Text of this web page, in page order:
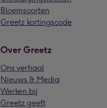
Bloemsoorten
Greetz kortingscode
Over Greetz
Ons verhaal
Nieuws & Media
Werken bij
Greetz geeft